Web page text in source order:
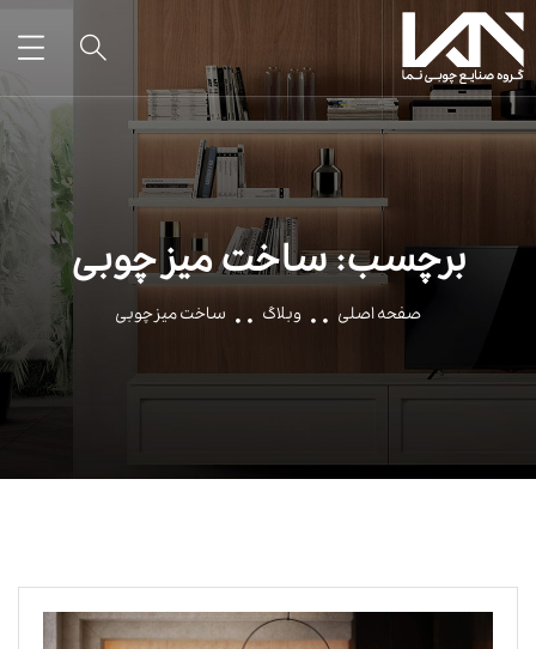
برچسب:ساخت میز چوبی
صفحه اصلی وبلاگ ساخت میز چوبی